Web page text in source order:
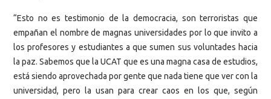
“Esto no es testimonio de la democracia, son terroristas que
empañan el nombre de magnas universidades por lo que invito a
los profesores y estudiantes a que sumen sus voluntades hacia
la paz. Sabemos que la UCAT que es una magna casa de estudios,
está siendo aprovechada por gente que nada tiene que ver con la
universidad, pero la usan para crear caos en los que, según